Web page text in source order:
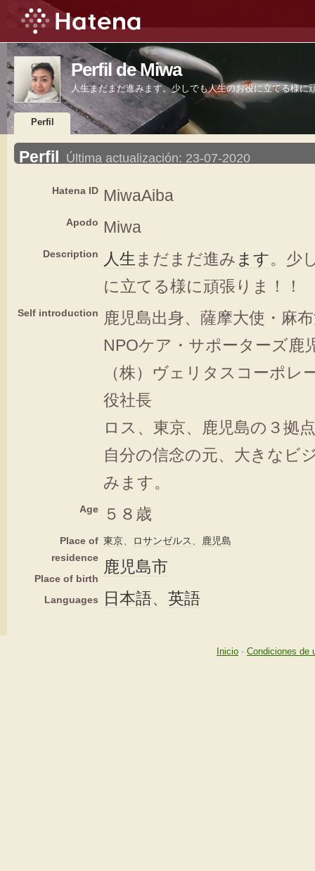
Perfil de Miwa
人生まだまだ進みます。少しでも人生のお役に立てる様に
Perfil
Perfil Última actualización: 23-07-2020
Hatena ID MiwaAiba
Apodo Miwa
Description 人生 まだまだ進み ます。少
に立てる様に頑張りま！！
Self introduction
鹿児島出身、薩摩大使・麻
NPOケア・サポーターズ鹿
（株）ヴェリタスコーポレ
役社長
ロス、東京、鹿児島の３拠
自分の信念の元、大きなビ
みます。
Age ５８歳
Place of
residence
東京、 ロサンゼルス、 鹿児島
Place of birth
鹿児島市
Languages 日本語、 英語
Inicio - Condiciones de